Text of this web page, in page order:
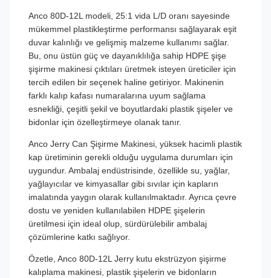
Anco 80D-12L modeli, 25:1 vida L/D oranı sayesinde
mükemmel plastikleştirme performansı sağlayarak eşit
duvar kalınlığı ve gelişmiş malzeme kullanımı sağlar.
Bu, onu üstün güç ve dayanıklılığa sahip HDPE şişe
şişirme makinesi çıktıları üretmek isteyen üreticiler için
tercih edilen bir seçenek haline getiriyor. Makinenin
farklı kalıp kafası numaralarına uyum sağlama
esnekliği, çeşitli şekil ve boyutlardaki plastik şişeler ve
bidonlar için özelleştirmeye olanak tanır.
Anco Jerry Can Şişirme Makinesi, yüksek hacimli plastik
kap üretiminin gerekli olduğu uygulama durumları için
uygundur. Ambalaj endüstrisinde, özellikle su, yağlar,
yağlayıcılar ve kimyasallar gibi sıvılar için kapların
imalatında yaygın olarak kullanılmaktadır. Ayrıca çevre
dostu ve yeniden kullanılabilen HDPE şişelerin
üretilmesi için ideal olup, sürdürülebilir ambalaj
çözümlerine katkı sağlıyor.
Özetle, Anco 80D-12L Jerry kutu ekstrüzyon şişirme
kalıplama makinesi, plastik şişelerin ve bidonların